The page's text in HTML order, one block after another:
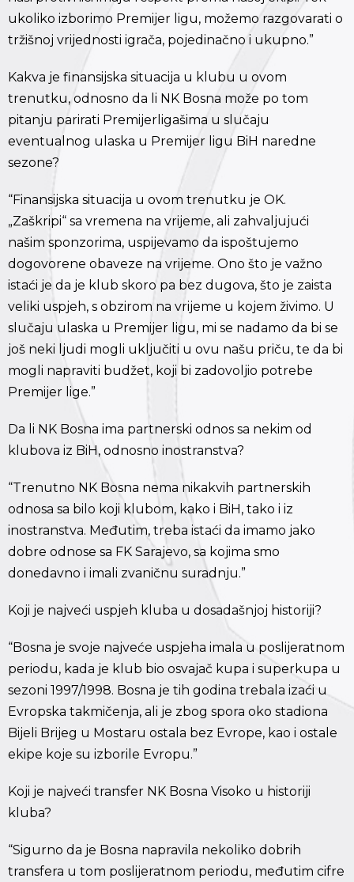
ukoliko izborimo Premijer ligu, možemo razgovarati o
tržišnoj vrijednosti igrača, pojedinačno i ukupno.”
Kakva je finansijska situacija u klubu u ovom
trenutku, odnosno da li NK Bosna može po tom
pitanju parirati Premijerligašima u slučaju
eventualnog ulaska u Premijer ligu BiH naredne
sezone?
“Finansijska situacija u ovom trenutku je OK.
„Zaškripi“ sa vremena na vrijeme, ali zahvaljujući
našim sponzorima, uspijevamo da ispoštujemo
dogovorene obaveze na vrijeme. Ono što je važno
istaći je da je klub skoro pa bez dugova, što je zaista
veliki uspjeh, s obzirom na vrijeme u kojem živimo. U
slučaju ulaska u Premijer ligu, mi se nadamo da bi se
još neki ljudi mogli uključiti u ovu našu priču, te da bi
mogli napraviti budžet, koji bi zadovoljio potrebe
Premijer lige.”
Da li NK Bosna ima partnerski odnos sa nekim od
klubova iz BiH, odnosno inostranstva?
“Trenutno NK Bosna nema nikakvih partnerskih
odnosa sa bilo koji klubom, kako i BiH, tako i iz
inostranstva. Međutim, treba istaći da imamo jako
dobre odnose sa FK Sarajevo, sa kojima smo
donedavno i imali zvaničnu suradnju.”
Koji je najveći uspjeh kluba u dosadašnjoj historiji?
“Bosna je svoje najveće uspjeha imala u poslijeratnom
periodu, kada je klub bio osvajač kupa i superkupa u
sezoni 1997/1998. Bosna je tih godina trebala izaći u
Evropska takmičenja, ali je zbog spora oko stadiona
Bijeli Brijeg u Mostaru ostala bez Evrope, kao i ostale
ekipe koje su izborile Evropu.”
Koji je najveći transfer NK Bosna Visoko u historiji
kluba?
“Sigurno da je Bosna napravila nekoliko dobrih
transfera u tom poslijeratnom periodu, međutim cifre